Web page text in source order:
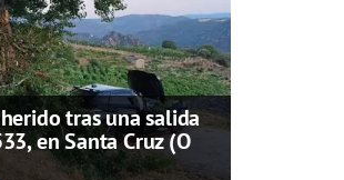
tras una salida
en Santa Cruz (O